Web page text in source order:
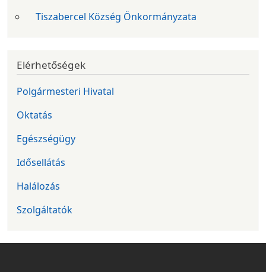
Tiszabercel Község Önkormányzata
Elérhetőségek
Polgármesteri Hivatal
Oktatás
Egészségügy
Idősellátás
Halálozás
Szolgáltatók